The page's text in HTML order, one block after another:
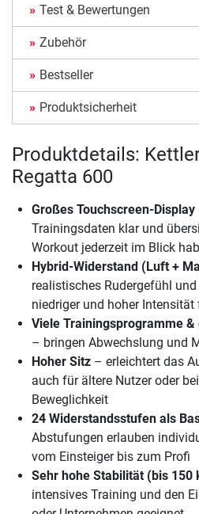
Test & Bewertungen
Zubehör
Bestseller
Produktsicherheit
Produktdetails:
Regatta 600
Großes Touchscreen-Display
Trainingsdaten klar und
Workout jederzeit im Blick
Hybrid-Widerstand (Luft +
realistisches Rudergefühl
niedriger und hoher Intensität
Viele Trainingsprogramme
– bringen Abwechslung und
Hoher Sitz – erleichtert das
auch für ältere Nutzer oder
Beweglichkeit
24 Widerstandsstufen als
Abstufungen erlauben
vom Einsteiger bis zum Profi
Sehr hohe Stabilität (bis 150
intensives Training und den